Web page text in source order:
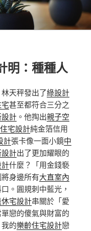
明：種種人
天秤發出了綠設計
甚至都符合三分之
計 。他掏出親子空
宅設計純金箔信用
計張卡像一面小鏡中
計出了更加耀眼的
什麼？「用金錢褻
身邊所有大直室內
。圓規刺中藍光，
宅設計串關於「愛
戀的傻氣與財富的
的樂齡住宅設計戀